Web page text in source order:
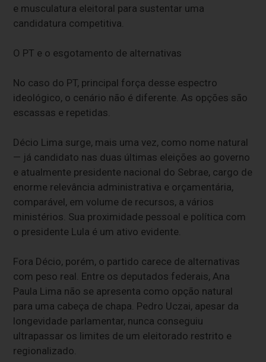
e musculatura eleitoral para sustentar uma
candidatura competitiva.
O PT e o esgotamento de alternativas
No caso do PT, principal força desse espectro
ideológico, o cenário não é diferente. As opções são
escassas e repetidas.
Décio Lima surge, mais uma vez, como nome natural
— já candidato nas duas últimas eleições ao governo
e atualmente presidente nacional do Sebrae, cargo de
enorme relevância administrativa e orçamentária,
comparável, em volume de recursos, a vários
ministérios. Sua proximidade pessoal e política com
o presidente Lula é um ativo evidente.
Fora Décio, porém, o partido carece de alternativas
com peso real. Entre os deputados federais, Ana
Paula Lima não se apresenta como opção natural
para uma cabeça de chapa. Pedro Uczai, apesar da
longevidade parlamentar, nunca conseguiu
ultrapassar os limites de um eleitorado restrito e
regionalizado.